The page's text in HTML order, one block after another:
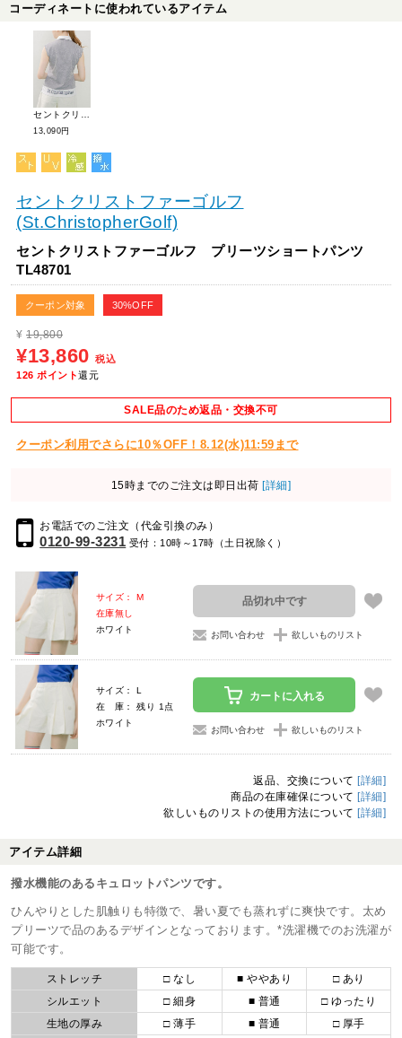
コーディネートに使われているアイテム
13,090円
セントクリストファーゴルフ
(St.ChristopherGolf)
セントクリストファーゴルフ プリーツショートパンツ
TL48701
クーポン対象 30%OFF
¥ 19,800
¥13,860 税込
126 ポイント還元
SALE品のため返品・交換不可
クーポン利用でさらに10％OFF！8.12(水)11:59まで
15時までのご注文は即日出荷 [詳細]
お電話でのご注文（代金引換のみ）
0120-99-3231 受付：10時～17時（土日祝除く）
サイズ： M
在庫無し
ホワイト
品切れ中です
お問い合わせ 欲しいものリスト
サイズ： L
在 庫： 残り 1点
ホワイト
カートに入れる
お問い合わせ 欲しいものリスト
返品、交換について [詳細]
商品の在庫確保について [詳細]
欲しいものリストの使用方法について [詳細]
アイテム詳細
撥水機能のあるキュロットパンツです。
ひんやりとした肌触りも特徴で、暑い夏でも蒸れずに爽快です。太め
プリーツで品のあるデザインとなっております。*洗濯機でのお洗濯が
可能です。
ストレッチ □ なし ■ ややあり
□ あり
シルエット
□ 細身 ■ 普通
□ ゆったり
生地の厚み
□ 薄手 ■ 普通
□ 厚手